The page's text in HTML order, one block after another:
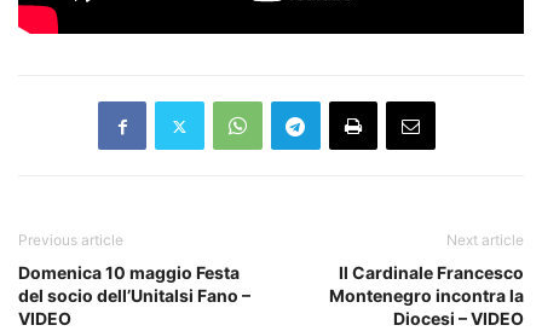
Previous article
Domenica 10 maggio Festa
del socio dell’Unitalsi Fano –
VIDEO
Next article
Il Cardinale Francesco
Montenegro incontra la
Diocesi – VIDEO